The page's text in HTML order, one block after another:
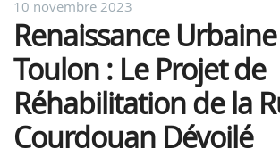
10 novembre 2023
Renaissance
Toulon : Le Projet de
Réhabilitation de la
Courdouan Dévoilé